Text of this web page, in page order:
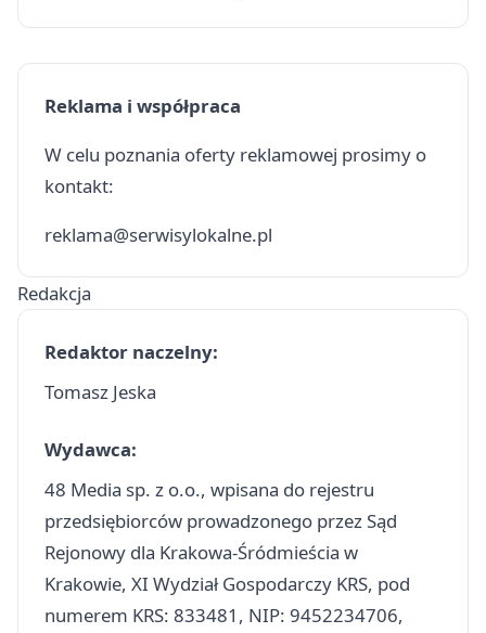
Reklama i współpraca
W celu poznania oferty reklamowej prosimy o
kontakt:
reklama@serwisylokalne.pl
Redakcja
Redaktor naczelny:
Tomasz Jeska
Wydawca:
48 Media sp. z o.o., wpisana do rejestru
przedsiębiorców prowadzonego przez Sąd
Rejonowy dla Krakowa-Śródmieścia w
Krakowie, XI Wydział Gospodarczy KRS, pod
numerem KRS: 833481, NIP: 9452234706,